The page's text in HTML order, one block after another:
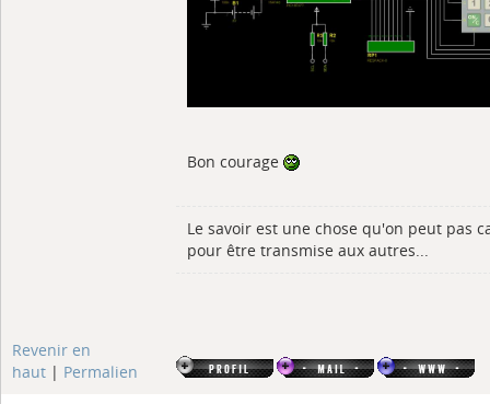
Bon courage
Le savoir est une chose qu'on peut pas
pour être transmise aux autres...
Revenir en
haut | Permalien